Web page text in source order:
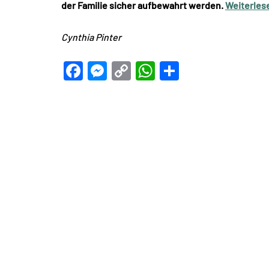
der Familie sicher aufbewahrt werden.
Cynthia Pinter
Facebook
Messenger
CopyWhatsApp